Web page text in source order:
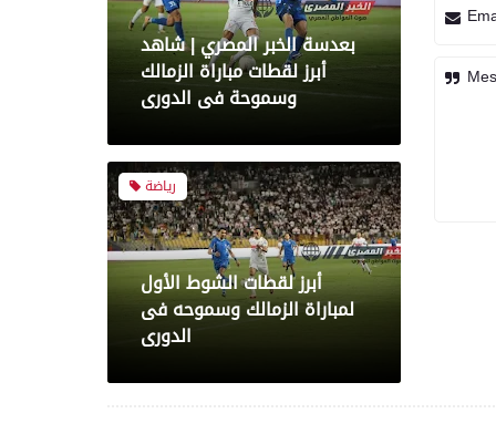
بعدسة الخبر المصري | شاهد
أبرز لقطات مباراة الزمالك
وسموحة فى الدورى
رياضة
أبرز لقطات الشوط الأول
لمباراة الزمالك وسموحه فى
الدورى